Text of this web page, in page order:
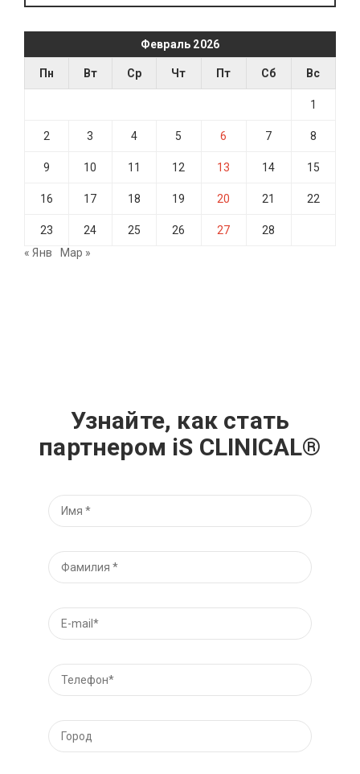
Февраль 2026
Пн Вт Ср Чт Пт Сб Вс
1
2 3 4 5 6 7 8
9 10 11 12 13 14 15
16 17 18 19 20 21 22
23 24 25 26 27
28
« Янв
Мар »
Узнайте, как стать
партнером iS CLINICAL®